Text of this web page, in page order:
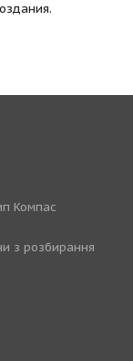
Компас
з розбирання